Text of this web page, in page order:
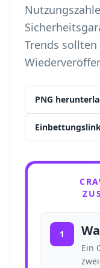
Trends
PNG
1
Ein